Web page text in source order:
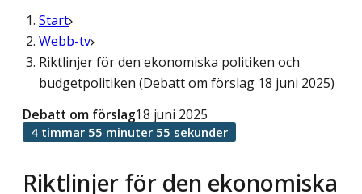
Start
Webb-tv
Riktlinjer för den ekonomiska politiken och
budgetpolitiken (Debatt om förslag 18 juni 2025)
Riktlinjer för den ekonomiska
Debatt om förslag18 juni 2025
4 timmar 55 minuter 55 sekunder